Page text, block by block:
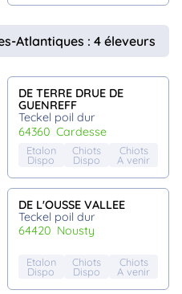
Atlantiques : 4 éleveurs
DE TERRE DRUE DE
GUENREFF
Teckel poil dur
64360
cardesse
Etalon
Dispo
Chiots
Dispo
Chiots
A venir
DE L'OUSSE VALLEE
Teckel poil dur
64420
nousty
Etalon
Dispo
Chiots
Dispo
Chiots
A venir